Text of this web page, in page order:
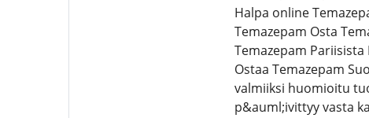
Halpa online
Temazepam Osta
Temazepam
Ostaa Temazepam
valmiiksi huomioitu
p&auml;ivittyy vasta